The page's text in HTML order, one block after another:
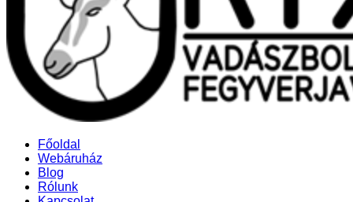
Főoldal
Webáruház
Blog
Rólunk